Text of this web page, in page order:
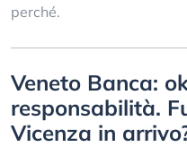
perché.
Veneto Banca:
responsabilità.
Vicenza in